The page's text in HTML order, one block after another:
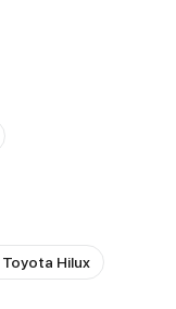
Hilux